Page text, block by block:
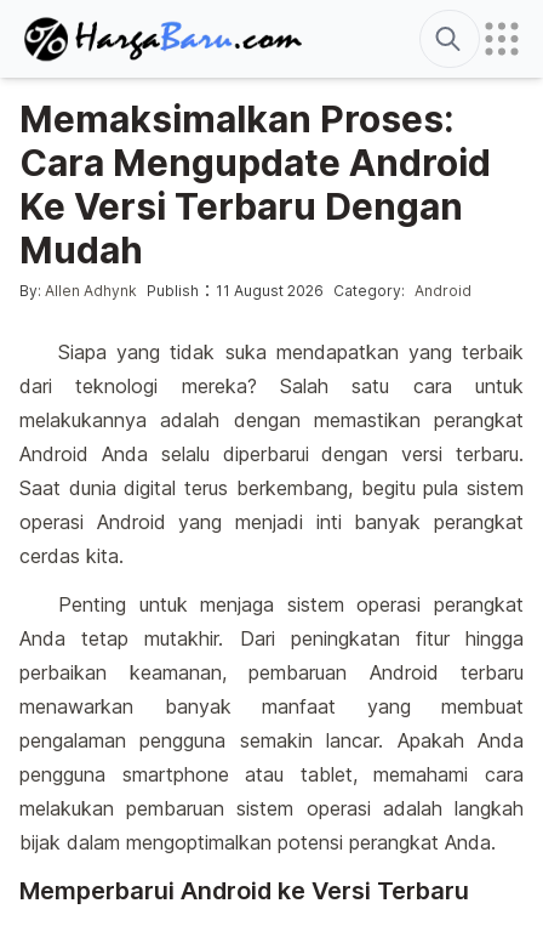
Search
Memaksimalkan Proses:
Cara Mengupdate Android
Ke Versi Terbaru Dengan
Mudah
Posted by
By: Allen Adhynk Publish : 11 August 2026 Posted in
Category: Android
Siapa yang tidak suka mendapatkan yang terbaik
dari teknologi mereka? Salah satu cara untuk
melakukannya adalah dengan memastikan perangkat
Android Anda selalu diperbarui dengan versi terbaru.
Saat dunia digital terus berkembang, begitu pula sistem
operasi Android yang menjadi inti banyak perangkat
cerdas kita.
Penting untuk menjaga sistem operasi perangkat
Anda tetap mutakhir. Dari peningkatan fitur hingga
perbaikan keamanan, pembaruan Android terbaru
menawarkan banyak manfaat yang membuat
pengalaman pengguna semakin lancar. Apakah Anda
pengguna smartphone atau tablet, memahami cara
melakukan pembaruan sistem operasi adalah langkah
bijak dalam mengoptimalkan potensi perangkat Anda.
Memperbarui Android ke Versi Terbaru